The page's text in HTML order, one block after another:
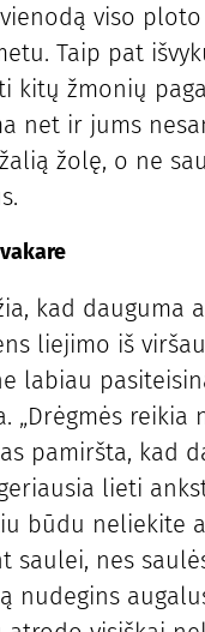
viso
Taip pat
kitų žmonių
net ir jums
žolę, o ne
kad dauguma
liejimo iš
labiau
„Drėgmės reikia
pamiršta, kad
lieti
būdu neliekite
saulei, nes
nudegins